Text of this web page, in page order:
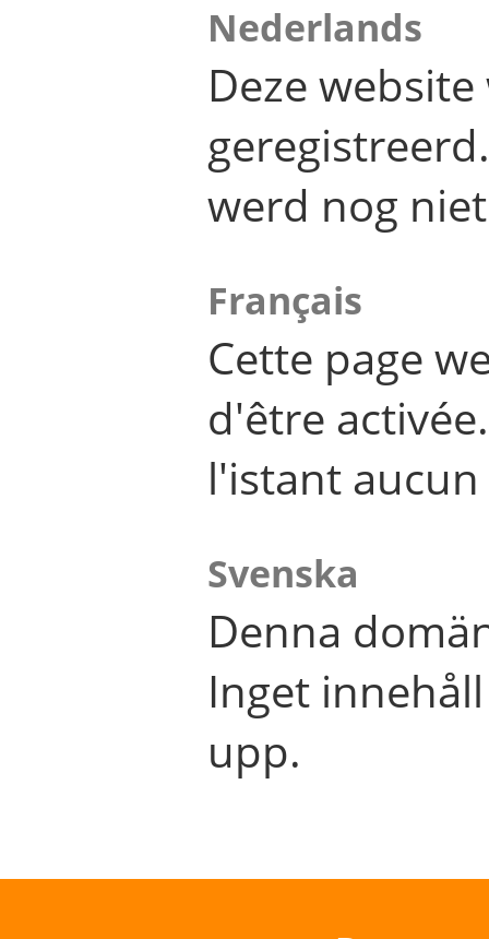
Nederlands
Deze
werd nog
Français
Cette page
d'être
l'istant
Svenska
Denna
Inget
upp.